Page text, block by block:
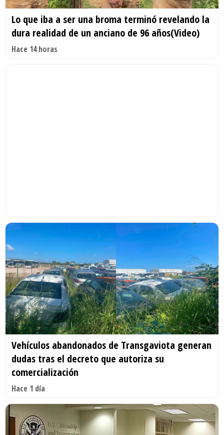
Lo que iba a ser una broma terminó revelando la
dura realidad de un anciano de 96 años(Video)
Hace 14 horas
Vehículos abandonados de Transgaviota generan
dudas tras el decreto que autoriza su
comercialización
Hace 1 día